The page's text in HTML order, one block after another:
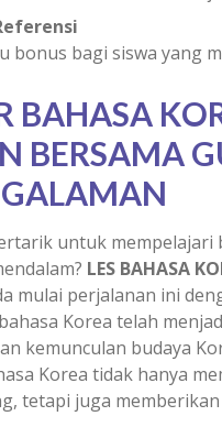
bonus bagi siswa yang
BAHASA
BERSAMA
untuk mempelajari
LES BAHASA
mulai perjalanan ini
Korea telah
kemunculan budaya
Korea tidak hanya
tetapi juga